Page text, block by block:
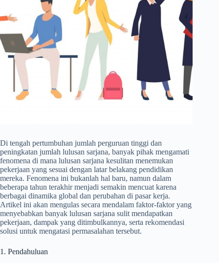
Di tengah pertumbuhan jumlah perguruan tinggi dan
peningkatan jumlah lulusan sarjana, banyak pihak mengamati
fenomena di mana lulusan sarjana kesulitan menemukan
pekerjaan yang sesuai dengan latar belakang pendidikan
mereka. Fenomena ini bukanlah hal baru, namun dalam
beberapa tahun terakhir menjadi semakin mencuat karena
berbagai dinamika global dan perubahan di pasar kerja.
Artikel ini akan mengulas secara mendalam faktor-faktor yang
menyebabkan banyak lulusan sarjana sulit mendapatkan
pekerjaan, dampak yang ditimbulkannya, serta rekomendasi
solusi untuk mengatasi permasalahan tersebut.
1. Pendahuluan